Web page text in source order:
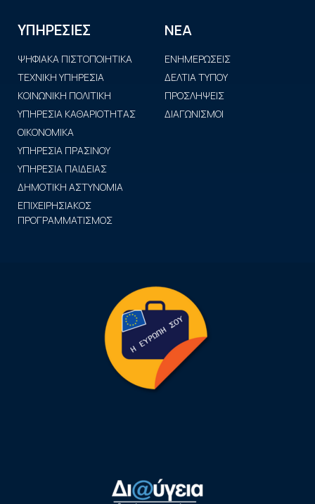
ΥΠΗΡΕΣΙΕΣ
ΨΗΦΙΑΚΑ ΠΙΣΤΟΠΟΙΗΤΙΚΑ
ΤΕΧΝΙΚΗ ΥΠΗΡΕΣΙΑ
ΚΟΙΝΩΝΙΚΗ ΠΟΛΙΤΙΚΗ
ΥΠΗΡΕΣΙΑ ΚΑΘΑΡΙΟΤΗΤΑΣ
ΟΙΚΟΝΟΜΙΚΑ
ΥΠΗΡΕΣΙΑ ΠΡΑΣΙΝΟΥ
ΥΠΗΡΕΣΙΑ ΠΑΙΔΕΙΑΣ
ΔΗΜΟΤΙΚΗ ΑΣΤΥΝΟΜΙΑ
ΕΠΙΧΕΙΡΗΣΙΑΚΟΣ
ΠΡΟΓΡΑΜΜΑΤΙΣΜΟΣ
ΝΕΑ
ΕΝΗΜΕΡΩΣΕΙΣ
ΔΕΛΤΙΑ ΤΥΠΟΥ
ΠΡΟΣΛΗΨΕΙΣ
ΔΙΑΓΩΝΙΣΜΟΙ